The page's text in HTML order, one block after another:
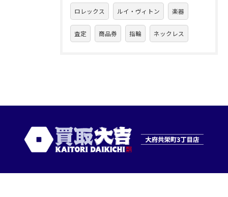
ロレックス ルイ・ヴィトン 楽器
査定 商品券 指輪 ネックレス